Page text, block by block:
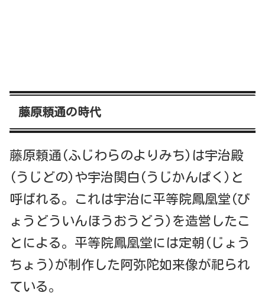
藤原頼通の時代
藤原頼通(ふじわらのよりみち)は宇治殿
(うじどの)や宇治関白(うじかんぱく)と
呼ばれる。これは宇治に平等院鳳凰堂(び
ょうどういんほうおうどう)を造営したこ
とによる。平等院鳳凰堂には定朝(じょう
ちょう)が制作した阿弥陀如来像が祀られ
ている。